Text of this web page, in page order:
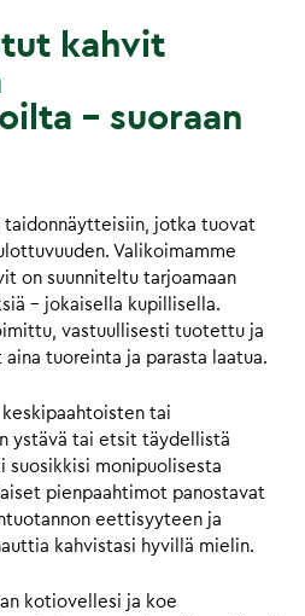
kahvit
– suoraan
taidonnäytteisiin, jotka tuovat
Valikoimamme
on suunniteltu tarjoamaan
– jokaisella kupillisella.
vastuullisesti tuotettu ja
tuoreinta ja parasta laatua.
tai
ystävä tai etsit täydellistä
suosikkisi monipuolisesta
pienpaahtimot panostavat
eettisyyteen ja
kahvistasi hyvillä mielin.
kotiovellesi ja koe